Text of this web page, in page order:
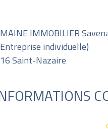
IMMOBILIER
individuelle)
Saint-Nazaire